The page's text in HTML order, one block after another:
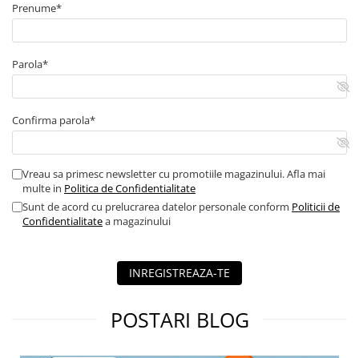
Aparate de masura si comanda
Contor digital
Blocuri de masura si protectie
Buton ciuperca
Contactoare
Contactor industrial
Contactor modular
Descarcatoare
Echipamente de impamantare
Intrerupatoare automate
Prenume*
Parola*
Confirma parola*
Vreau sa primesc newsletter cu promotiile magazinului. Afla mai
multe in Politica de Confidentialitate
Sunt de acord cu prelucrarea datelor personale conform Politicii de
Confidentialitatea magazinului
INREGISTREAZA-TE
POSTARI BLOG